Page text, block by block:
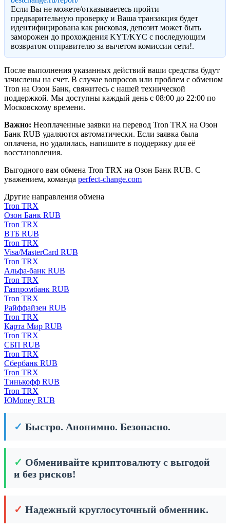
Eсли Вы не можете/отказываетесь пройти
предварительную проверку и Ваша транзакция будет
идентифицирована как рисковая, депозит может быть
заморожен до прохождения KYT/KYC с последующим
возвратом отправителю за вычетом комиссии сети!.
После выполнения указанных действий ваши средства будут
зачислены на счет. В случае вопросов или проблем с обменом
Tron на Озон Банк, свяжитесь с нашей технической
поддержкой. Мы доступны каждый день с 08:00 до 22:00 по
Московскому времени.
Важно: Неоплаченные заявки на перевод Tron TRX на Озон
Банк RUB удаляются автоматически. Если заявка была
оплачена, но удалилась, напишите в поддержку для её
восстановления.
Выгодного вам обмена Tron TRX на Озон Банк RUB. С
уважением, команда perfect-change.com
Другие направления обмена
Tron TRX
Озон Банк RUB
Tron TRX
ВТБ RUB
Tron TRX
Visa/MasterCard RUB
Tron TRX
Альфа-банк RUB
Tron TRX
Газпромбанк RUB
Tron TRX
Райффайзен RUB
Tron TRX
Карта Мир RUB
Tron TRX
СБП RUB
Tron TRX
Сбербанк RUB
Tron TRX
Тинькофф RUB
Tron TRX
ЮMoney RUB
✓ Быстро. Анонимно. Безопасно.
✓ Обменивайте криптовалюту с выгодой
и без рисков!
✓ Надежный круглосуточный обменник.